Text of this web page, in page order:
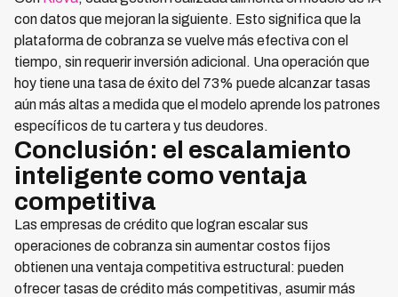
con datos que mejoran la siguiente. Esto significa que la
plataforma de cobranza se vuelve más efectiva con el
tiempo, sin requerir inversión adicional. Una operación que
hoy tiene una tasa de éxito del 73% puede alcanzar tasas
aún más altas a medida que el modelo aprende los patrones
específicos de tu cartera y tus deudores.
Conclusión: el escalamiento
inteligente como ventaja
competitiva
Las empresas de crédito que logran escalar sus
operaciones de cobranza sin aumentar costos fijos
obtienen una ventaja competitiva estructural: pueden
ofrecer tasas de crédito más competitivas, asumir más